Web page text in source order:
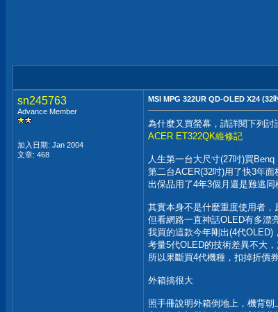
sn245763
Advance Member
加入日期: Jan 2004
文章: 468
MSI MPG 322UR QD-OLED X24 (32
為什麼又買螢幕，請詳閱下列討
ACER ET322QK維修記
人生第一台大尺寸(27吋)買Benq
第二台ACER(32吋)用了快3年面
出保品用了4年3個月還是難逃同
其實本身不是什麼重度使用者，
但看網路一直神話OLED有多漂
我買的這款今年剛出(4代OLED)
考量5代OLED的技術差異不大
所以果斷買4代機種，扣掉折價
外箱搞很大
照手冊說明外箱倒地上，機背朝